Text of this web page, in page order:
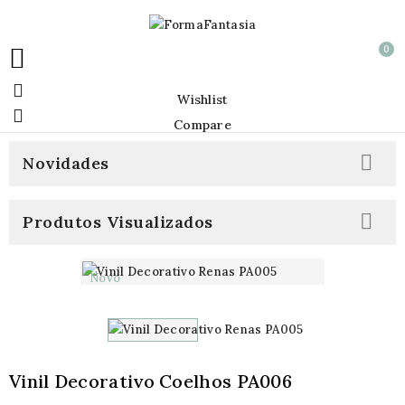
 0
 Wishlist
 Compare
Novidades 
Produtos Visualizados 
Novo
Vinil Decorativo Coelhos PA006